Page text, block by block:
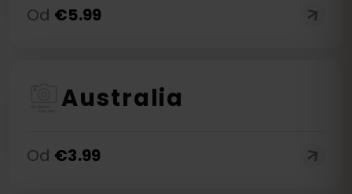
Od €5.99
Australia
Od €3.99